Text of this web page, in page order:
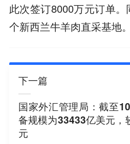
此次签订8000万元订单
个新西兰牛羊肉直采基地。
下一篇
国家外汇管理局：截至
备规模为33433亿美元，
元